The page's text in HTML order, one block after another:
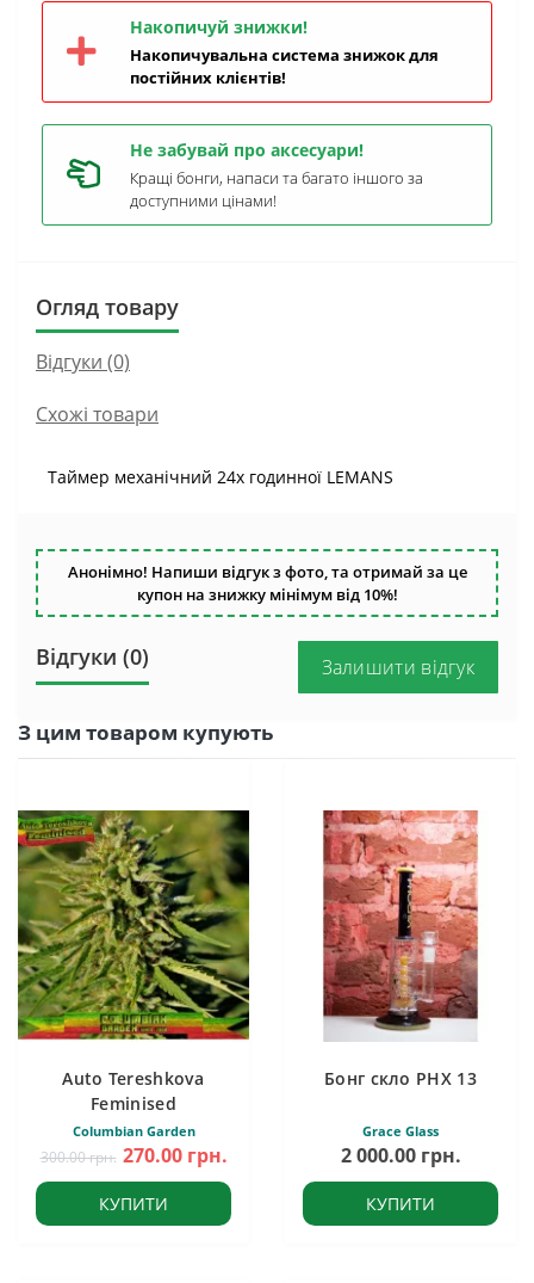
Накопичуй знижки!
Накопичувальна система знижок для
постійних клієнтів!
Не забувай про аксесуари!
Кращі бонги, напаси та багато іншого за
доступними цінами!
Огляд товару
Відгуки (0)
Схожі товари
Таймер механічний 24х годинної LEMANS
Анонімно! Напиши відгук з фото, та отримай за це
купон на знижку мінімум від 10%!
Відгуки (0) Залишити відгук
З цим товаром купують
Auto Tereshkova
Feminised
Columbian Garden
300.00 грн. 270.00 грн.
КУПИТИ
Бонг скло PHX 13
Grace Glass
2 000.00 грн.
КУПИТИ